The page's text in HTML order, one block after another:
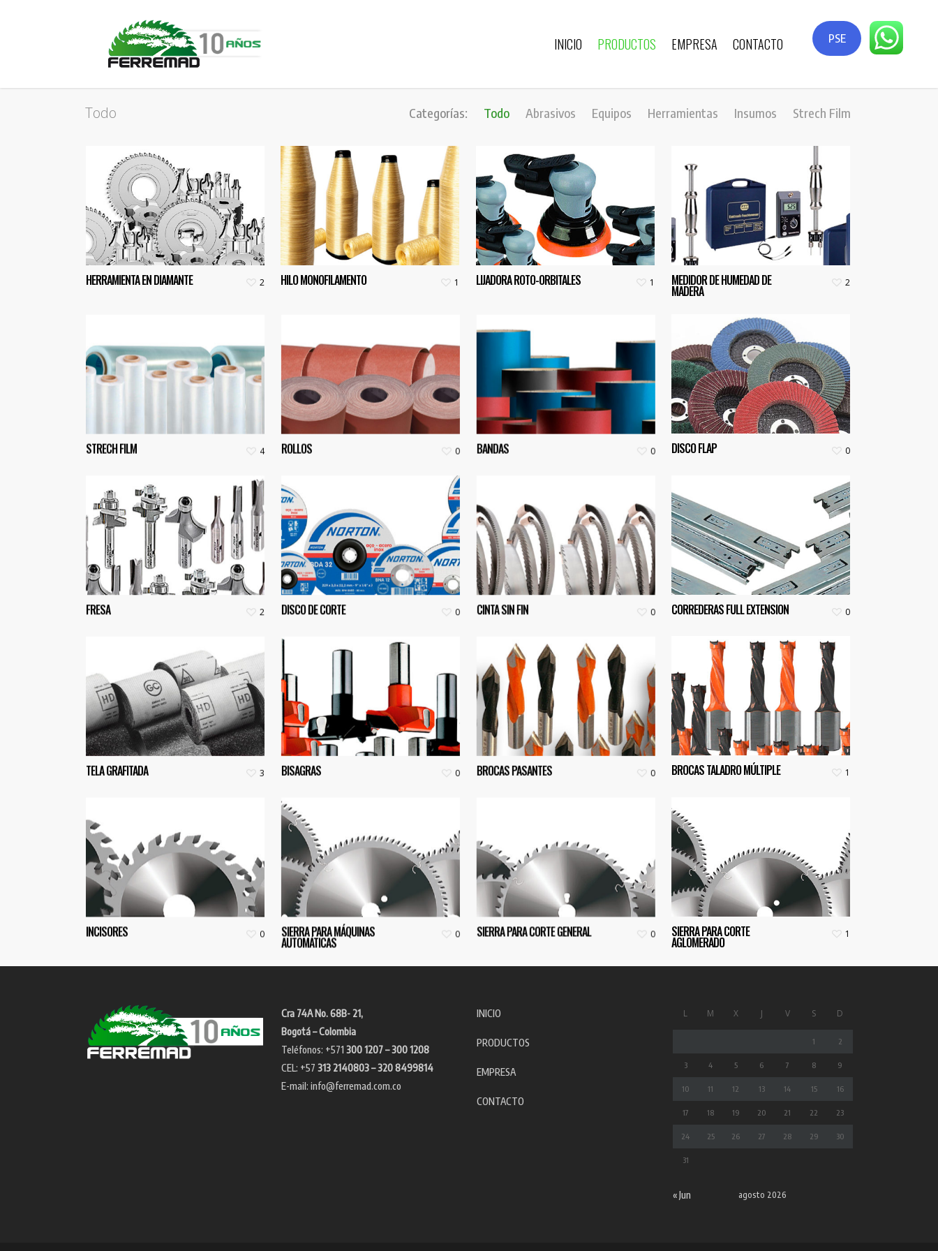
INICIO PRODUCTOS EMPRESA CONTACTO
Todo Categorías: Todo Abrasivos Equipos Herramientas Insumos Strech Film
HERRAMIENTA EN DIAMANTE 2 HILO MONOFILAMENTO 1 LIJADORA ROTO-ORBITALES 1 MEDIDOR DE HUMEDAD DE
MADERA
2
STRECH FILM 4 ROLLOS 0 BANDAS 0 DISCO FLAP 0
FRESA 2 DISCO DE CORTE 0 CINTA SIN FIN 0 CORREDERAS FULL EXTENSION 0
TELA GRAFITADA 3 BISAGRAS 0 BROCAS PASANTES 0 BROCAS TALADRO MÚLTIPLE 1
INCISORES 0 SIERRA PARA MÁQUINAS
AUTOMÁTICAS
0 SIERRA PARA CORTE GENERAL 0 SIERRA PARA CORTE
AGLOMERADO
1
Cra 74A No. 68B- 21,
Bogotá – Colombia
Teléfonos: +571 300 1207 – 300 1208
CEL: +57 313 2140803 – 320 8499814
E-mail: info@ferremad.com.co
INICIO
PRODUCTOS
EMPRESA
CONTACTO
agosto 2026
L M X J V S D
1 2
3 4 5 6 7 8 9
10 11 12 13 14 15 16
17 18 19 20 21 22 23
24 25 26 27 28 29 30
31
« Jun
PSE